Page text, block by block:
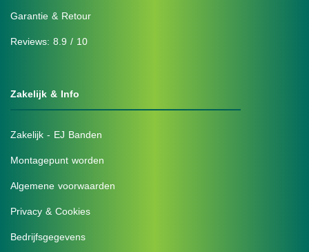
Garantie & Retour
Reviews: 8.9 / 10
Zakelijk & Info
Zakelijk - EJ Banden
Montagepunt worden
Algemene voorwaarden
Privacy & Cookies
Bedrijfsgegevens